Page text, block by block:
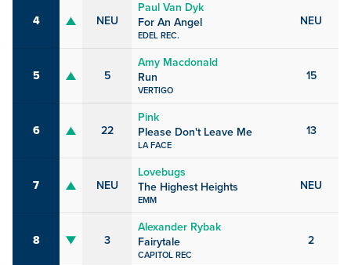
4 NEU
Paul Van Dyk
For An Angel
EDEL REC.
NEU
5 5
Amy Macdonald
Run
VERTIGO
15
6 22
Pink
Please Don't Leave Me
LA FACE
13
7 NEU
Lovebugs
The Highest Heights
EMM
NEU
8 3
Alexander Rybak
Fairytale
CAPITOL REC
2